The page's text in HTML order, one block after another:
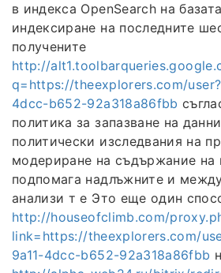
в индекса OpenSearch на
индексиране на последните
получените
http://
q=https://theexplorers.com/
4dcc-b652-92a318a86fbb
политика за запазване на
политически изследвания на
модериране на съдържание на
подпомага надлъжните и
анализи т е Это еще один
http://houseofclimb.com/
link=https://theexplorers.com/
9a11-4dcc-b652-92a318a86fbb